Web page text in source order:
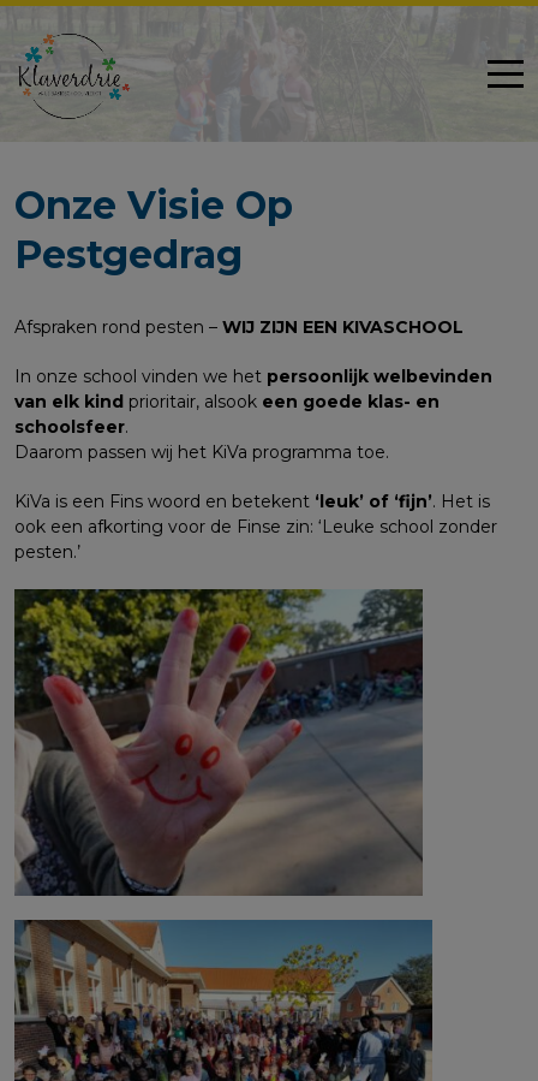
Onze Visie Op
Pestgedrag
Afspraken rond pesten – WIJ ZIJN EEN KIVASCHOOL
In onze school vinden we het persoonlijk welbevinden
van elk kind prioritair, alsook een goede klas- en
schoolsfeer.
Daarom passen wij het KiVa programma toe.
KiVa is een Fins woord en betekent ‘leuk’ of ‘fijn’. Het is
ook een afkorting voor de Finse zin: ‘Leuke school zonder
pesten.’